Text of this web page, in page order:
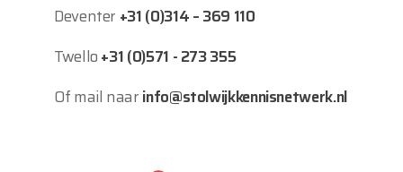
Deventer +31 (0)314 – 369 110
Twello+31 (0)571 - 273 355
Of mail naarinfo@stolwijkkennisnetwerk.nl